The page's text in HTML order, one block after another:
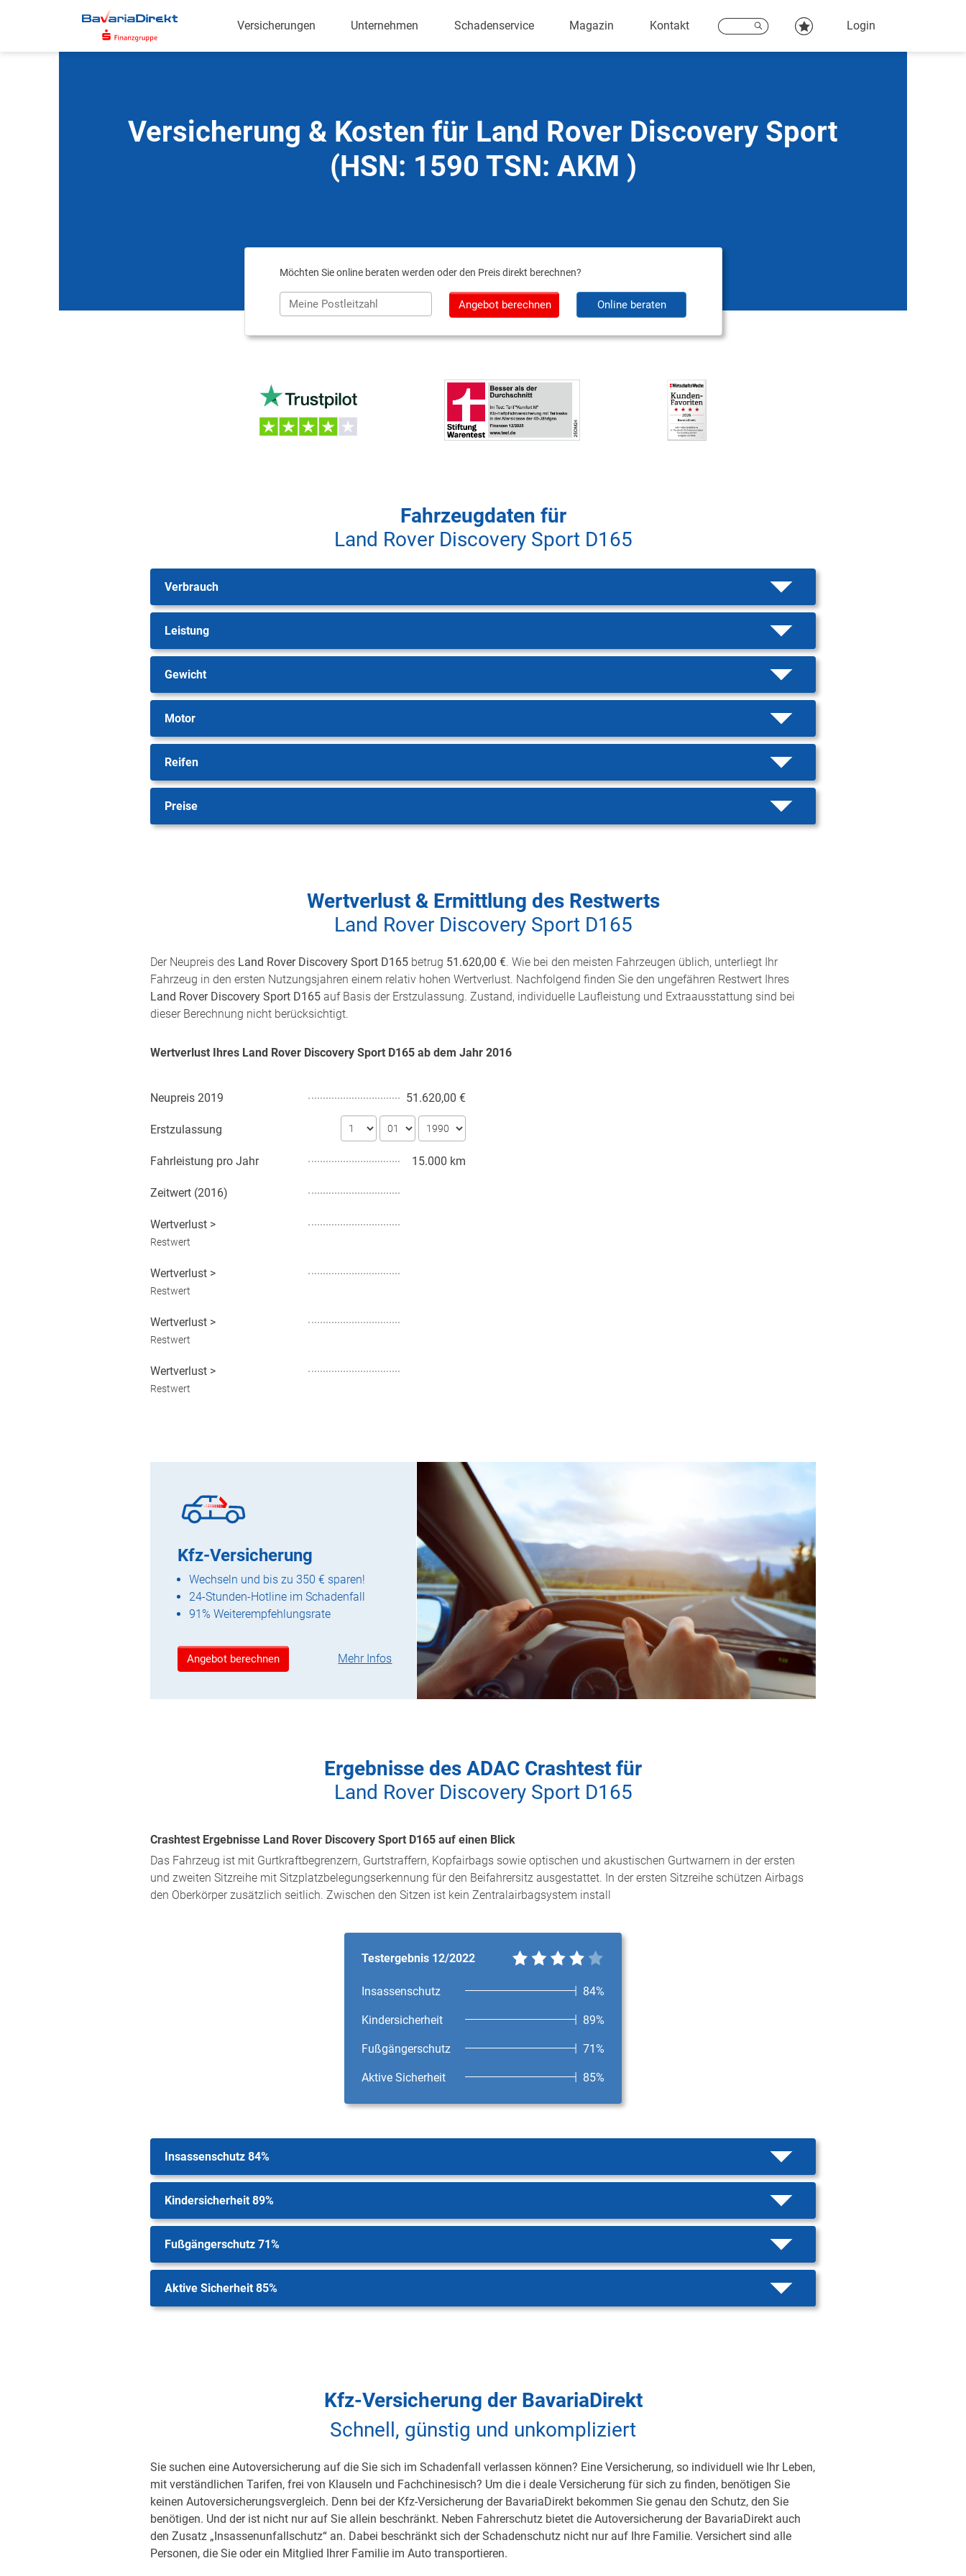
Versicherungen Unternehmen Schadenservice Magazin Kontakt Login
Versicherung & Kosten für Land Rover Discovery Sport
(HSN: 1590 TSN: AKM )
Möchten Sie online beraten werden oder den Preis direkt berechnen?
Angebot berechnen Online beraten
Fahrzeugdaten für
Land Rover Discovery Sport D165
Verbrauch
Leistung
Gewicht
Motor
Reifen
Preise
Wertverlust & Ermittlung des Restwerts
Land Rover Discovery Sport D165
Der Neupreis des Land Rover Discovery Sport D165 betrug 51.620,00 €. Wie bei den meisten Fahrzeugen üblich, unterliegt Ihr
Fahrzeug in den ersten Nutzungsjahren einem relativ hohen Wertverlust. Nachfolgend finden Sie den ungefähren Restwert Ihres
Land Rover Discovery Sport D165 auf Basis der Erstzulassung. Zustand, individuelle Laufleistung und Extraausstattung sind bei
dieser Berechnung nicht berücksichtigt.
Wertverlust Ihres Land Rover Discovery Sport D165 ab dem Jahr 2016
Neupreis 2019 51.620,00 €
Erstzulassung
Fahrleistung pro Jahr 15.000 km
Zeitwert (2016)
Wertverlust >
Restwert
Wertverlust >
Restwert
Wertverlust >
Restwert
Wertverlust >
Restwert
Kfz-Versicherung
Wechseln und bis zu 350 € sparen!
24-Stunden-Hotline im Schadenfall
91% Weiterempfehlungsrate
Angebot berechnen Mehr Infos
Ergebnisse des ADAC Crashtest für
Land Rover Discovery Sport D165
Crashtest Ergebnisse Land Rover Discovery Sport D165 auf einen Blick
Das Fahrzeug ist mit Gurtkraftbegrenzern, Gurtstraffern, Kopfairbags sowie optischen und akustischen Gurtwarnern in der ersten
und zweiten Sitzreihe mit Sitzplatzbelegungserkennung für den Beifahrersitz ausgestattet. In der ersten Sitzreihe schützen Airbags
den Oberkörper zusätzlich seitlich. Zwischen den Sitzen ist kein Zentralairbagsystem install
Testergebnis 12/2022
Insassenschutz 84%
Kindersicherheit 89%
Fußgängerschutz 71%
Aktive Sicherheit 85%
Insassenschutz 84%
Kindersicherheit 89%
Fußgängerschutz 71%
Aktive Sicherheit 85%
Kfz-Versicherung der BavariaDirekt
Schnell, günstig und unkompliziert
Sie suchen eine Autoversicherung auf die Sie sich im Schadenfall verlassen können? Eine Versicherung, so individuell wie Ihr Leben,
mit verständlichen Tarifen, frei von Klauseln und Fachchinesisch? Um die i deale Versicherung für sich zu finden, benötigen Sie
keinen Autoversicherungsvergleich. Denn bei der Kfz-Versicherung der BavariaDirekt bekommen Sie genau den Schutz, den Sie
benötigen. Und der ist nicht nur auf Sie allein beschränkt. Neben Fahrerschutz bietet die Autoversicherung der BavariaDirekt auch
den Zusatz „Insassenunfallschutz“ an. Dabei beschränkt sich der Schadenschutz nicht nur auf Ihre Familie. Versichert sind alle
Personen, die Sie oder ein Mitglied Ihrer Familie im Auto transportieren.